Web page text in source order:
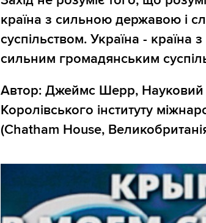
країна з сильною державою і
суспільством. Україна - країна
сильним громадянським
Автор: Джеймс Шерр, Науковий
Королівського інституту
(Chatham House,